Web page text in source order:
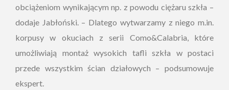
obciążeniom wynikającym np. z powodu ciężaru szkła –
dodaje Jabłoński. – Dlatego wytwarzamy z niego m.in.
korpusy w okuciach z serii Como&Calabria, które
umożliwiają montaż wysokich tafli szkła w postaci
przede wszystkim ścian działowych – podsumowuje
ekspert.